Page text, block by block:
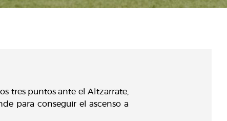
tres puntos ante el Altzarrate,
para conseguir el ascenso a